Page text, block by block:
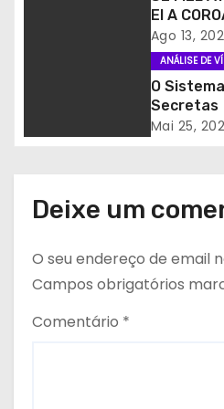
s
EI A
Ago 13,
ANÁLISE DE
O
Secretas
Mai 25,
Deixe um
O seu endereço de email
Campos obrigatórios
Comentário *